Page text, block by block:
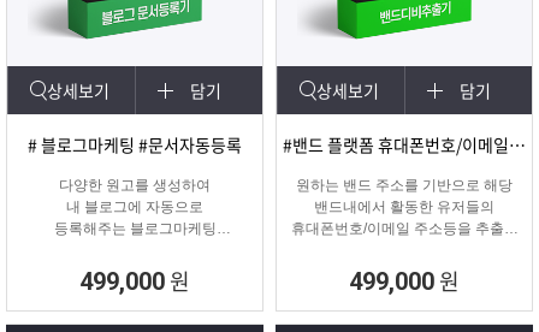
상세보기 담기
# 블로그마케팅 #문서자동등록
다양한 원고를 생성하여
내 블로그에 자동으로
등록해주는 블로그마케팅
499,000 원
상세보기 담기
#밴드 플랫폼 휴대폰번호/이메일 추출
원하는 밴드 주소를 기반으로 해당
밴드내에서 활동한 유저들의
휴대폰번호/이메일 주소등을 추출해
499,000 원